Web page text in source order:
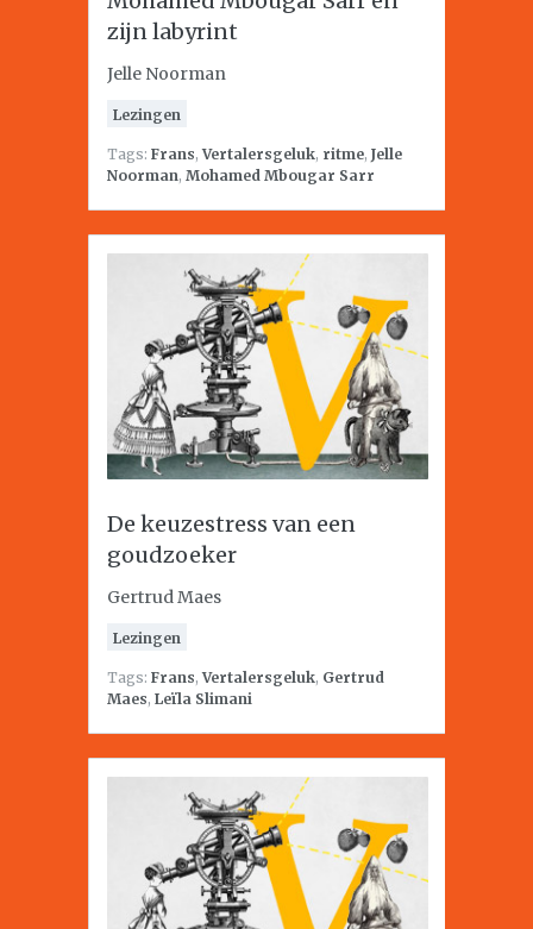
zijn labyrint
Jelle Noorman
Lezingen
Tags: Frans,Vertalersgeluk, ritme, Jelle
Noorman, Mohamed Mbougar Sarr
De keuzestress van een
goudzoeker
Gertrud Maes
Lezingen
Tags: Frans,Vertalersgeluk, Gertrud
Maes, Leïla Slimani